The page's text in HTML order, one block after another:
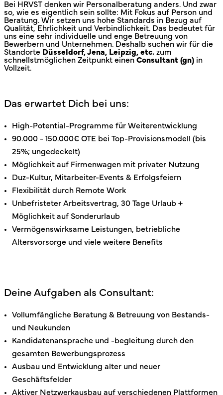
Bei HRVST denken wir Personalberatung anders. Und zwar
so, wie es eigentlich sein sollte: Mit Fokus auf Person und
Beratung. Wir setzen uns hohe Standards in Bezug auf
Qualität, Ehrlichkeit und Verbindlichkeit. Das bedeutet für
uns eine sehr individuelle und enge Betreuung von
Bewerbern und Unternehmen. Deshalb suchen wir für die
Standorte Düsseldorf, Jena, Leipzig, etc. zum
schnellstmöglichen Zeitpunkt einen Consultant (gn) in
Vollzeit.
Das erwartet Dich bei uns:
High-Potential-Programme für Weiterentwicklung
90.000 - 150.000€ OTE bei Top-Provisionsmodell (bis
25%; ungedeckelt)
Möglichkeit auf Firmenwagen mit privater Nutzung
Duz-Kultur, Mitarbeiter-Events & Erfolgsfeiern
Flexibilität durch Remote Work
Unbefristeter Arbeitsvertrag, 30 Tage Urlaub +
Möglichkeit auf Sonderurlaub
Vermögenswirksame Leistungen, betriebliche
Altersvorsorge und viele weitere Benefits
Deine Aufgaben als Consultant:
Vollumfängliche Beratung & Betreuung von Bestands-
und Neukunden
Kandidatenansprache und -begleitung durch den
gesamten Bewerbungsprozess
Ausbau und Entwicklung alter und neuer
Geschäftsfelder
Aktiver Netzwerkausbau auf verschiedenen Plattformen